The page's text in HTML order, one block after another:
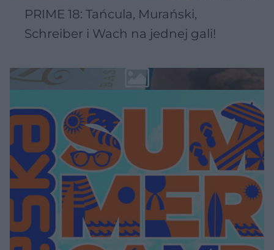
PRIME 18: Tańcula, Murański,
Schreiber i Wach na jednej gali!